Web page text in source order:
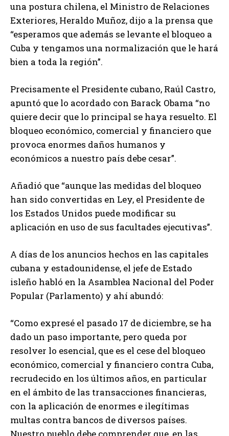
una postura chilena, el Ministro de Relaciones
Exteriores, Heraldo Muñoz, dijo a la prensa que
“esperamos que además se levante el bloqueo a
Cuba y tengamos una normalización que le hará
bien a toda la región”.
Precisamente el Presidente cubano, Raúl Castro,
apuntó que lo acordado con Barack Obama “no
quiere decir que lo principal se haya resuelto. El
bloqueo económico, comercial y financiero que
provoca enormes daños humanos y
económicos a nuestro país debe cesar”.
Añadió que “aunque las medidas del bloqueo
han sido convertidas en Ley, el Presidente de
los Estados Unidos puede modificar su
aplicación en uso de sus facultades ejecutivas”.
A días de los anuncios hechos en las capitales
cubana y estadounidense, el jefe de Estado
isleño habló en la Asamblea Nacional del Poder
Popular (Parlamento) y ahí abundó:
“Como expresé el pasado 17 de diciembre, se ha
dado un paso importante, pero queda por
resolver lo esencial, que es el cese del bloqueo
económico, comercial y financiero contra Cuba,
recrudecido en los últimos años, en particular
en el ámbito de las transacciones financieras,
con la aplicación de enormes e ilegítimas
multas contra bancos de diversos países.